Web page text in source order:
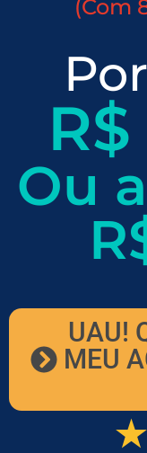
(Com
Ou
UAU!
MEU